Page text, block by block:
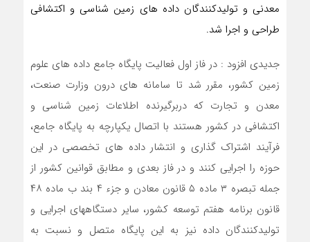
معدنی و تولیدکنندگان داده های زمین شناسی و اکتشافی
طراحی و اجرا شد.
جدیدی افزود : در فاز اول فعالیت پایگاه جامع داده های علوم
زمین کشور، مقرر شد تا سامانه های درون وزارت صنعت،
معدن و تجارت که دربرگیرنده اطلاعات زمین شناسی و
اکتشافی در کشور هستند با اتصال یکپارچه به پایگاه جامع،
فرآیند اشتراک گذاری و انتشار داده های تخصصی در این
حوزه را اجرایی کنند و در فاز بعدی و مطابق قوانین کشور از
جمله تبصره ۳ ماده ۵ قانون معادن و جزء ۴ بند ب ماده ۴۸
قانون برنامه هفتم توسعه کشور، سایر دستگاههای اجرایی و
تولیدکنندگان داده نیز به این پایگاه متصل و نسبت به